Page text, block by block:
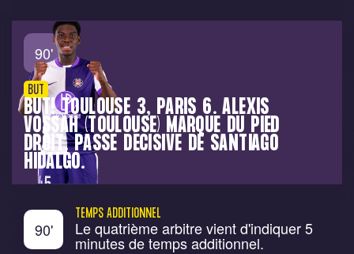
90'
BUT
BUT! TOULOUSE 3, PARIS 6. ALEXIS
VOSSAH (TOULOUSE) MARQUE DU PIED
DROIT. PASSE DÉCISIVE DE SANTIAGO
HIDALGO.
90'
TEMPS ADDITIONNEL
Le quatrième arbitre vient d'indiquer 5
minutes de temps additionnel.